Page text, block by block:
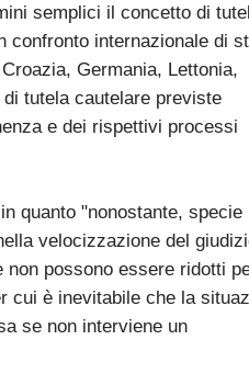
semplici il concetto di
confronto internazionale di
Germania, Lettonia,
tutela cautelare previste
e dei rispettivi processi
quanto "nonostante, specie
velocizzazione del
possono essere ridotti
cui è inevitabile che la
se non interviene un